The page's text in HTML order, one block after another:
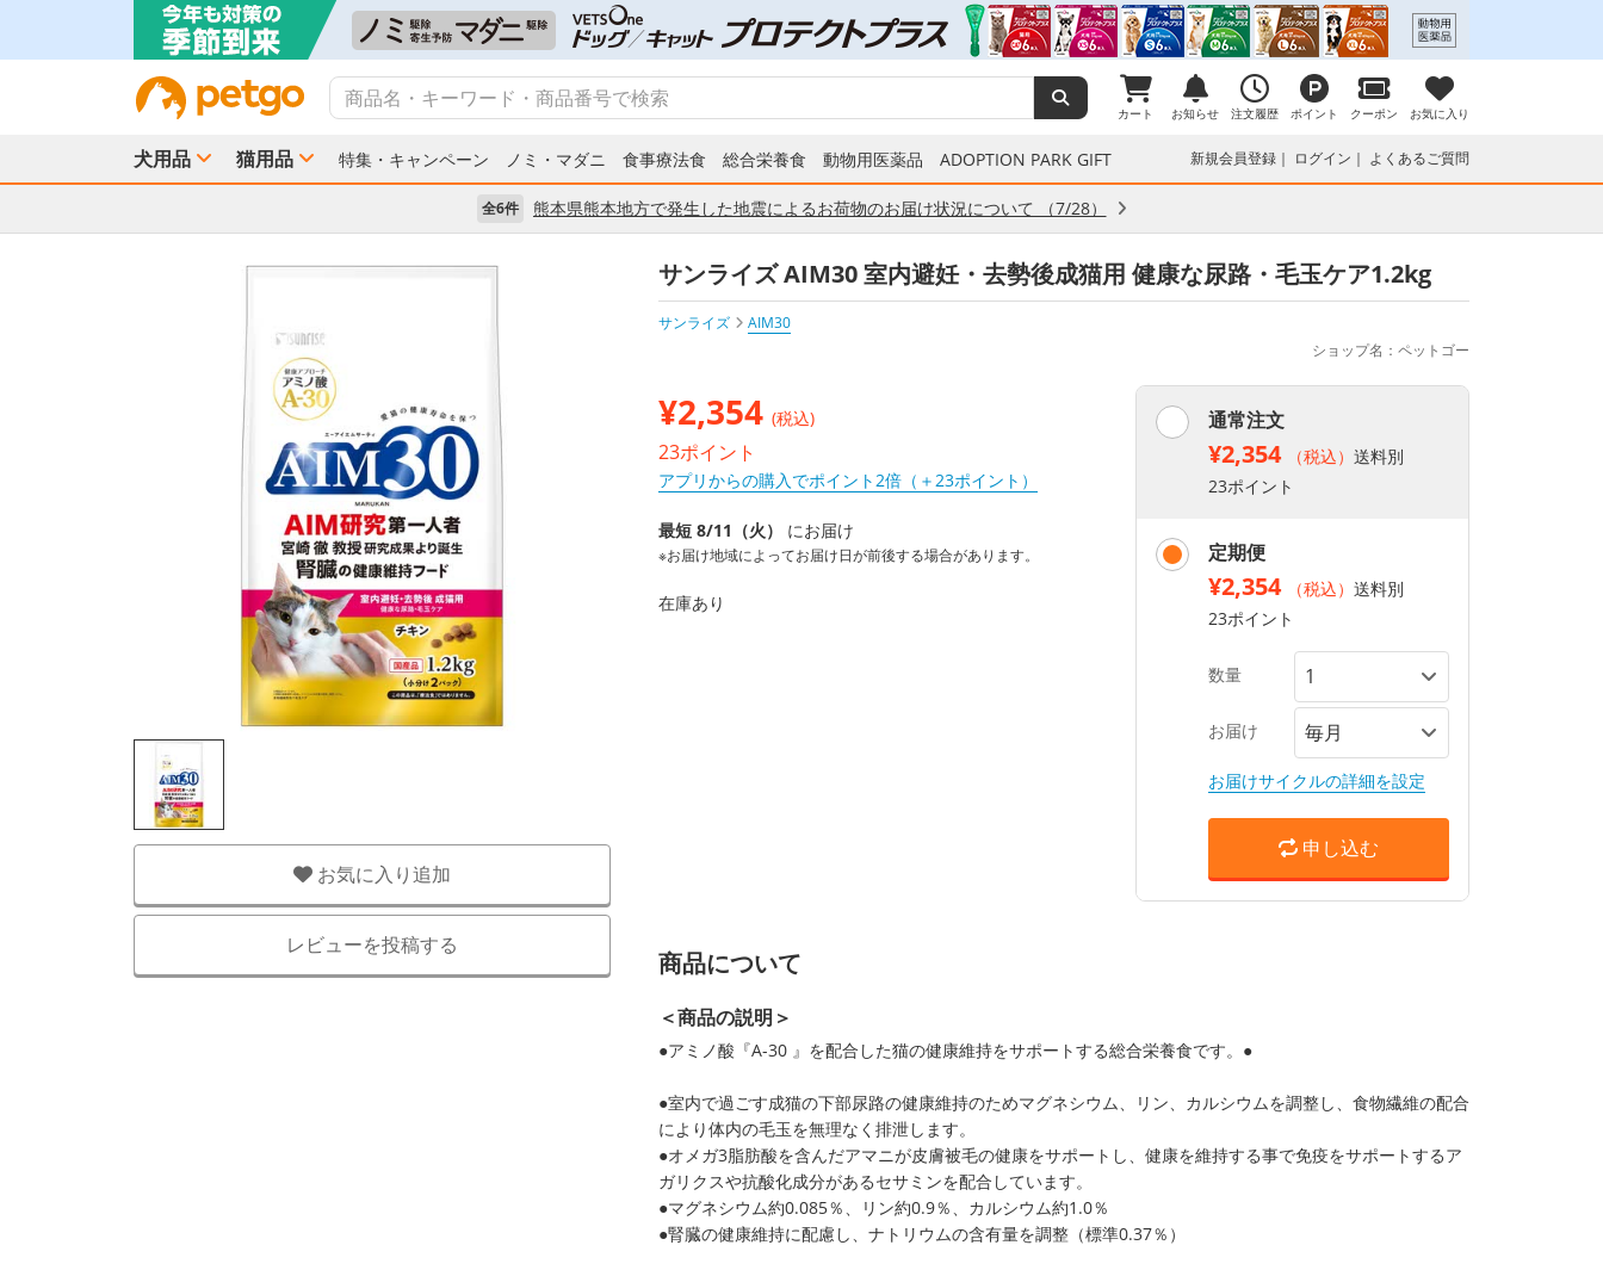
カート お知らせ 注文履歴 ポイント クーポン お気に入り
犬用品 猫用品 特集・キャンペーン ノミ・マダニ 食事療法食 総合栄養食 動物用医薬品 ADOPTION PARK GIFT 新規会員登録 ログイン よくあるご質問
全6件 熊本県熊本地方で発生した地震によるお荷物のお届け状況について （7/28）
お気に入り追加
レビューを投稿する
サンライズ AIM30 室内避妊・去勢後成猫用 健康な尿路・毛玉ケア1.2kg
サンライズ
AIM30
ショップ名：ペットゴー
¥2,354 (税込)
23ポイント
アプリからの購入でポイント2倍（＋23ポイント）
最短 8/11（火） にお届け
※お届け地域によってお届け日が前後する場合があります。
在庫あり
通常注文
¥2,354 （税込） 送料別
23ポイント
定期便
¥2,354 （税込） 送料別
23ポイント
数量
お届け
お届けサイクルの詳細を設定
申し込む
商品について
＜商品の説明＞
●アミノ酸『A-30 』を配合した猫の健康維持をサポートする総合栄養食です。●
●室内で過ごす成猫の下部尿路の健康維持のためマグネシウム、リン、カルシウムを調整し、食物繊維の配合
により体内の毛玉を無理なく排泄します。
●オメガ3脂肪酸を含んだアマニが皮膚被毛の健康をサポートし、健康を維持する事で免疫をサポートするア
ガリクスや抗酸化成分があるセサミンを配合しています。
●マグネシウム約0.085％、リン約0.9％、カルシウム約1.0％
●腎臓の健康維持に配慮し、ナトリウムの含有量を調整（標準0.37％）